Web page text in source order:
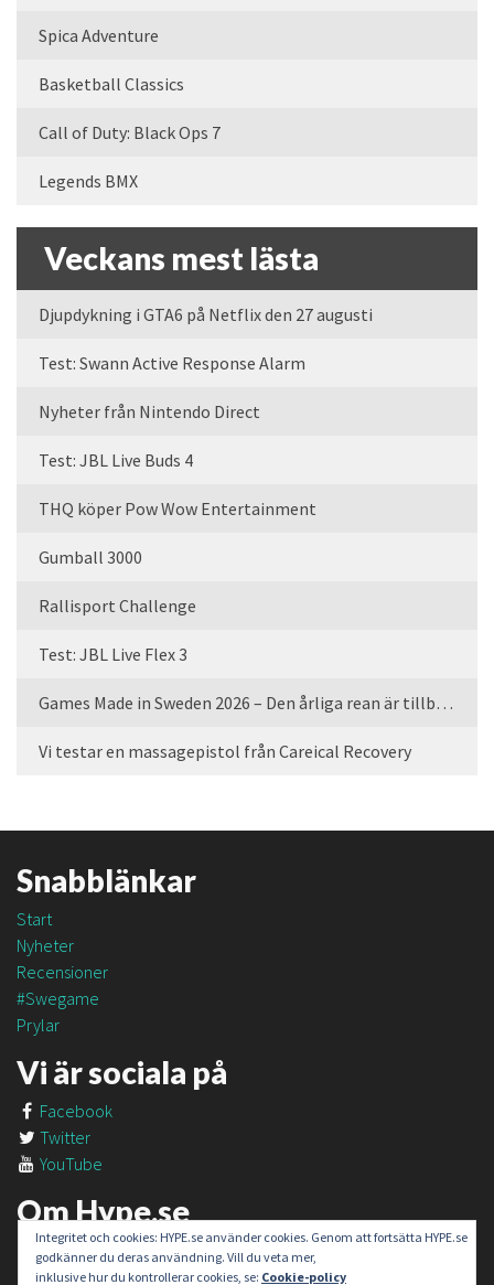
Spica Adventure
Basketball Classics
Call of Duty: Black Ops 7
Legends BMX
Veckans mest lästa
Djupdykning i GTA6 på Netflix den 27 augusti
Test: Swann Active Response Alarm
Nyheter från Nintendo Direct
Test: JBL Live Buds 4
THQ köper Pow Wow Entertainment
Gumball 3000
Rallisport Challenge
Test: JBL Live Flex 3
Games Made in Sweden 2026 – Den årliga rean är tillbaka
Vi testar en massagepistol från Careical Recovery
Snabblänkar
Start
Nyheter
Recensioner
#Swegame
Prylar
Vi är sociala på
Facebook
Twitter
YouTube
Om Hype.se
Om oss
Om #SweGame
Integritet och cookies: HYPE.se använder cookies. Genom att fortsätta HYPE.se
godkänner du deras användning. Vill du veta mer,
inklusive hur du kontrollerar cookies, se: Cookie-policy